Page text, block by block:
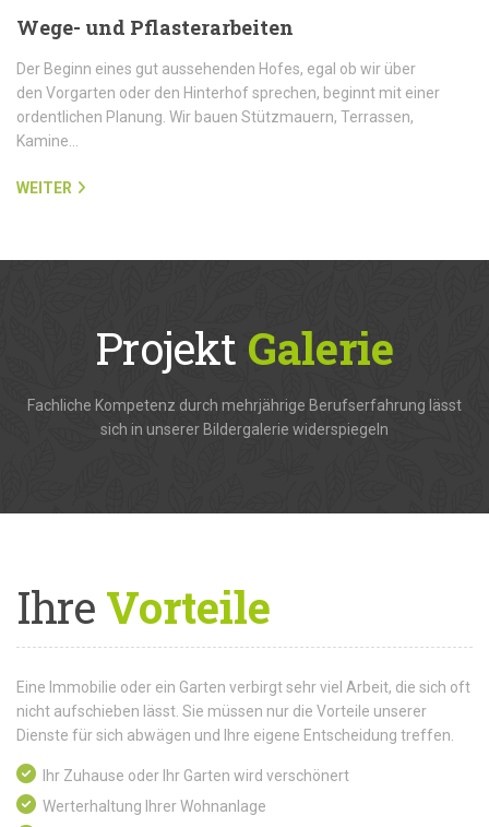
Wege- und Pflasterarbeiten
Der Beginn eines gut aussehenden Hofes, egal ob wir über
den Vorgarten oder den Hinterhof sprechen, beginnt mit einer
ordentlichen Planung. Wir bauen Stützmauern, Terrassen,
Kamine…
WEITER
Projekt Galerie
Fachliche Kompetenz durch mehrjährige Berufserfahrung lässt
sich in unserer Bildergalerie widerspiegeln
IhreVorteile
Eine Immobilie oder ein Garten verbirgt sehr viel Arbeit, die sich oft
nicht aufschieben lässt. Sie müssen nur die Vorteile unserer
Dienste für sich abwägen und Ihre eigene Entscheidung treffen.
Ihr Zuhause oder Ihr Garten wird verschönert
Werterhaltung Ihrer Wohnanlage